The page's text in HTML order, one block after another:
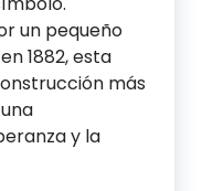
un pequeño
1882, esta
más
y la